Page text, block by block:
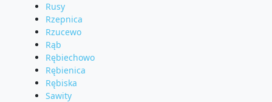
Rusy
Rzepnica
Rzucewo
Rąb
Rębiechowo
Rębienica
Rębiska
Sawity